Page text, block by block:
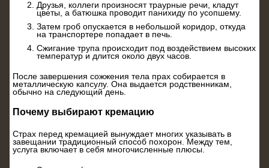
Друзья, коллеги произносят траурные речи, кладут
цветы, а батюшка проводит панихиду по усопшему.
Затем гроб опускается в небольшой коридор, откуда
на транспортере попадает в печь.
Сжигание трупа происходит под воздействием высоких
температур и длится около двух часов.
После завершения сожжения тела прах собирается в
металлическую капсулу. Она выдается родственникам,
обычно на следующий день.
Почему выбирают кремацию
Страх перед кремацией вынуждает многих указывать в
завещании традиционный способ похорон. Между тем,
услуга включает в себя многочисленные плюсы.